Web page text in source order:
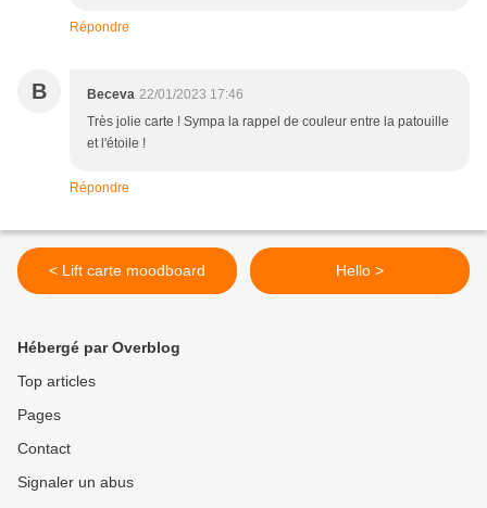
Répondre
B Beceva 22/01/2023 17:46
Très jolie carte ! Sympa la rappel de couleur entre la patouille
et l'étoile !
Répondre
< Lift carte moodboard Hello >
Hébergé par Overblog
Top articles
Pages
Contact
Signaler un abus